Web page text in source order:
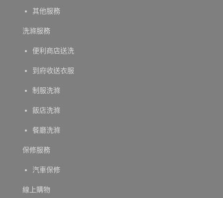
其他服務
洗滌服務
便利商店送洗
到府收送衣服
制服洗滌
飯店洗滌
餐廳洗滌
保修服務
汽車保修
線上購物